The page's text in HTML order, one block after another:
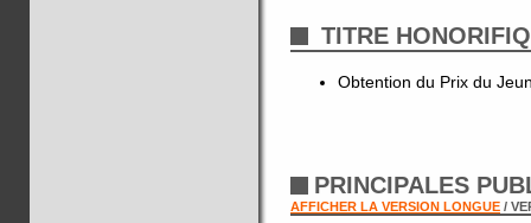
TITRE
Obtention du Prix du
PRINCIPALES
AFFICHER LA VERSION LONGUE /